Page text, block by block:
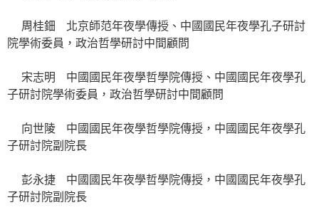
周桂鈿 北京師范年夜學傳授、中國國民年夜學孔子研討
院學術委員，政治哲學研討中間顧問
宋志明 中國國民年夜學哲學院傳授、中國國民年夜學孔
子研討院學術委員，政治哲學研討中間顧問
向世陵 中國國民年夜學哲學院傳授，中國國民年夜學孔
子研討院副院長
彭永捷 中國國民年夜學哲學院傳授，中國國民年夜學孔
子研討院副院長